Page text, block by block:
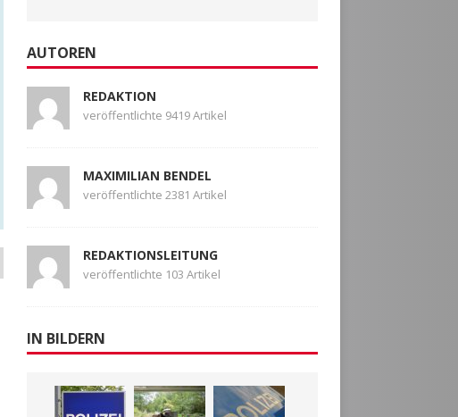
AUTOREN
REDAKTION
veröffentlichte 9419 Artikel
MAXIMILIAN BENDEL
veröffentlichte 2381 Artikel
REDAKTIONSLEITUNG
veröffentlichte 103 Artikel
IN BILDERN